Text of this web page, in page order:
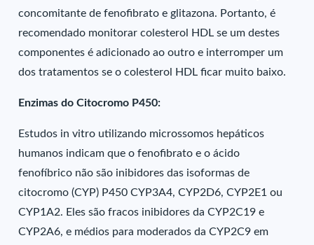
concomitante de fenofibrato e glitazona. Portanto, é
recomendado monitorar colesterol HDL se um destes
componentes é adicionado ao outro e interromper um
dos tratamentos se o colesterol HDL ficar muito baixo.
Enzimas do Citocromo P450:
Estudos in vitro utilizando microssomos hepáticos
humanos indicam que o fenofibrato e o ácido
fenofíbrico não são inibidores das isoformas de
citocromo (CYP) P450 CYP3A4, CYP2D6, CYP2E1 ou
CYP1A2. Eles são fracos inibidores da CYP2C19 e
CYP2A6, e médios para moderados da CYP2C9 em